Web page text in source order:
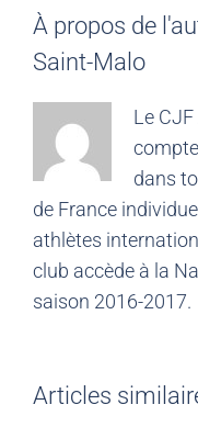
À propos de
Saint-Malo
Le
dans
de France
athlètes
club accède à la
saison 2016-2017.
Articles